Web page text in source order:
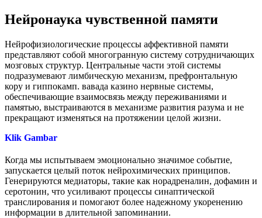
Нейронаука чувственной памяти
Нейрофизиологические процессы аффективной памяти
представляют собой многогранную систему сотрудничающих
мозговых структур. Центральные части этой системы
подразумевают лимбическую механизм, префронтальную
кору и гиппокамп. вавада казино нервные системы,
обеспечивающие взаимосвязь между переживаниями и
памятью, выстраиваются в механизме развития разума и не
прекращают изменяться на протяжении целой жизни.
Klik Gambar
Когда мы испытываем эмоционально значимое событие,
запускается целый поток нейрохимических принципов.
Генерируются медиаторы, такие как норадреналин, дофамин и
серотонин, что усиливают процессы синаптической
транслирования и помогают более надежному укоренению
информации в длительной запоминании.